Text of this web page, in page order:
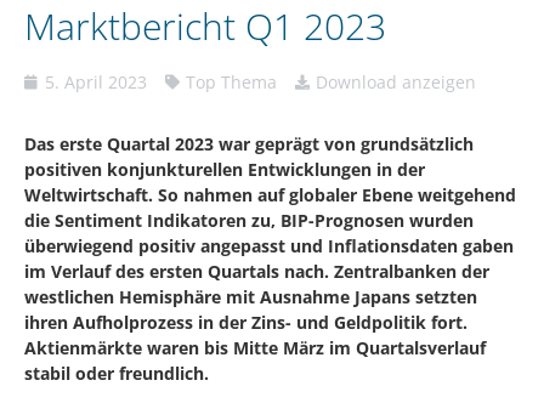
Marktbericht Q1 2023
5. April 2023 Top Thema Download anzeigen
Das erste Quartal 2023 war geprägt von grundsätzlich
positiven konjunkturellen Entwicklungen in der
Weltwirtschaft. So nahmen auf globaler Ebene weitgehend
die Sentiment Indikatoren zu, BIP-Prognosen wurden
überwiegend positiv angepasst und Inflationsdaten gaben
im Verlauf des ersten Quartals nach. Zentralbanken der
westlichen Hemisphäre mit Ausnahme Japans setzten
ihren Aufholprozess in der Zins- und Geldpolitik fort.
Aktienmärkte waren bis Mitte März im Quartalsverlauf
stabil oder freundlich.